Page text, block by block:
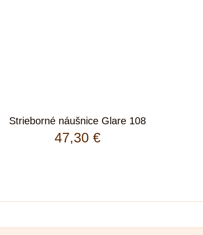
Strieborné náušnice Glare 108
47,30 €